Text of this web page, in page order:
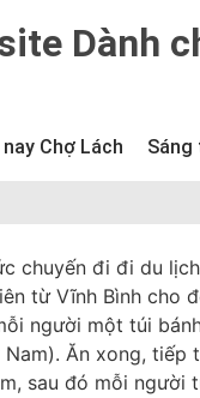
Dành
nay Chợ Lách Sáng
chuyến đi đi du
từ Vĩnh Bình cho
người một túi
Ăn xong, tiếp
sau đó mỗi người